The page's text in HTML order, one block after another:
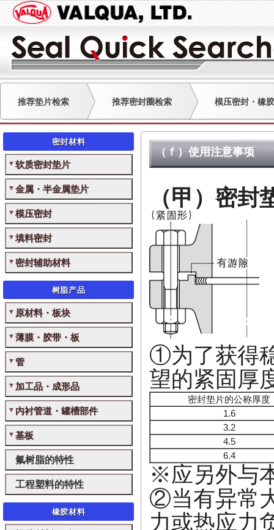
推荐垫片检索 推荐密封圈检索 模压密封・橡
密封材料
软质密封垫片
金属・半金属垫片
模压密封
填料密封
密封辅助材料
树脂产品
原材料・板块
薄膜・胶带・板
管
加工品・成形品
内衬管道・罐槽部件
基板
氟树脂的特性
工程塑料的特性
橡胶材料
（ｆ）使用注意事项
（甲）密封
①为了获得
望的紧固厚
密封垫片的公称厚度
1.6
3.2
4.5
6.4
※应另外与
②当有异常
力或热应力